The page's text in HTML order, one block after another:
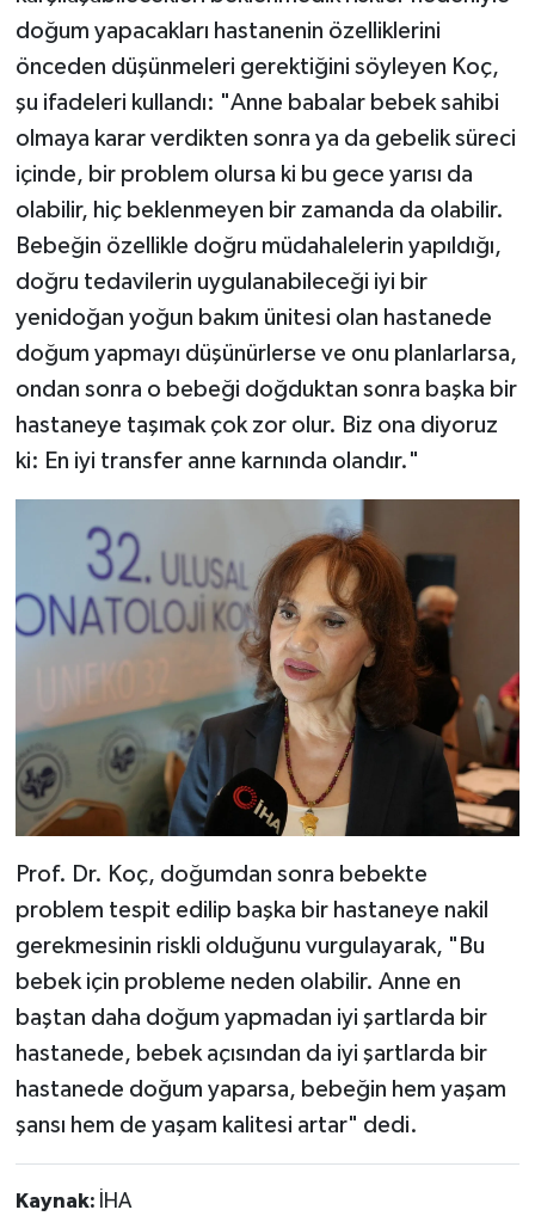
doğum yapacakları hastanenin özelliklerini
önceden düşünmeleri gerektiğini söyleyen Koç,
şu ifadeleri kullandı: "Anne babalar bebek sahibi
olmaya karar verdikten sonra ya da gebelik süreci
içinde, bir problem olursa ki bu gece yarısı da
olabilir, hiç beklenmeyen bir zamanda da olabilir.
Bebeğin özellikle doğru müdahalelerin yapıldığı,
doğru tedavilerin uygulanabileceği iyi bir
yenidoğan yoğun bakım ünitesi olan hastanede
doğum yapmayı düşünürlerse ve onu planlarlarsa,
ondan sonra o bebeği doğduktan sonra başka bir
hastaneye taşımak çok zor olur. Biz ona diyoruz
ki: En iyi transfer anne karnında olandır."
Prof. Dr. Koç, doğumdan sonra bebekte
problem tespit edilip başka bir hastaneye nakil
gerekmesinin riskli olduğunu vurgulayarak, "Bu
bebek için probleme neden olabilir. Anne en
baştan daha doğum yapmadan iyi şartlarda bir
hastanede, bebek açısından da iyi şartlarda bir
hastanede doğum yaparsa, bebeğin hem yaşam
şansı hem de yaşam kalitesi artar" dedi.
Kaynak: İHA